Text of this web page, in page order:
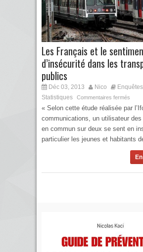
Les Français et le
d’insécurité dans les
publics
Déc 03, 2013 Nico
Statistiques
Commentaires fermés
« Selon cette étude réalisée par
communications, un utilisateur des
en commun sur deux se sent en
particulier les jeunes et habitants